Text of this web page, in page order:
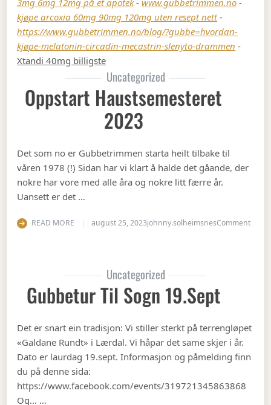
3mg 6mg 12mg på et apotek-www.gubbetrimmen.no -
kjøpe arcoxia 60mg 90mg 120mg uten resept nett-
https://www.gubbetrimmen.no/blog/?gubbe=hvordan-
kjøpe-melatonin-circadin-mecastrin-slenyto-drammen -
Xtandi 40mg billigste
Uncategorized
Oppstart Haustsemesteret
2023
Det som no er Gubbetrimmen starta heilt tilbake til
våren 1978 (!) Sidan har vi klart å halde det gåande, der
nokre har vore med alle åra og nokre litt færre år.
Uansett er det …
READ MORE august 25, 2023johnny.solheimsnesCommenton
Uncategorized
Gubbetur Til Sogn 19.sept
Det er snart ein tradisjon: Vi stiller sterkt på terrengløpet
«Galdane Rundt» i Lærdal. Vi håpar det same skjer i år.
Dato er laurdag 19.sept. Informasjon og påmelding finn
du på denne sida:
https://www.facebook.com/events/319721345863868
Og… …